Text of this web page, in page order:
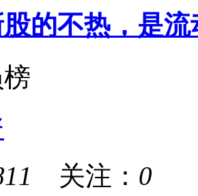
的不热，是
关注： 0